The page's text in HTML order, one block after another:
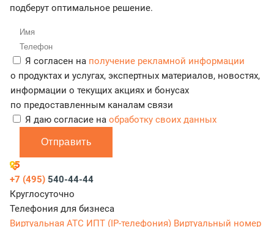
подберут оптимальное решение.
Я согласен на получение рекламной информации
о продуктах и услугах, экспертных материалов, новостях,
информации о текущих акциях и бонусах
по предоставленным каналам связи
Я даю согласие на обработку своих данных
Отправить
+7 (495) 540-44-44
Круглосуточно
Телефония для бизнеса
Виртуальная АТС ИПТ (IP-телефония) Виртуальный номер